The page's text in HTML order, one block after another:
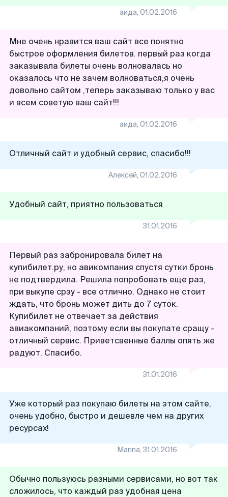
аида, 01.02.2016
Мне очень нравится ваш сайт все понятно
быстрое оформления билетов. первый раз когда
заказывала билеты очень волновалась но
оказалось что не зачем волноваться,я очень
довольно сайтом ,теперь заказываю только у вас
и всем советую ваш сайт!!!
аида, 01.02.2016
Отличный сайт и удобный сервис, спасибо!!!
Алексей, 01.02.2016
Удобный сайт, приятно пользоваться
31.01.2016
Первый раз забронировала билет на
купибилет.ру, но авикомпания спустя сутки бронь
не подтвердила. Решила попробовать еще раз,
при выкупе срзу - все отлично. Однако не стоит
ждать, что бронь может дить до 7 суток.
Купибилет не отвечает за действия
авиакомпаний, поэтому если вы покупате сращу -
отличный сервис. Приветсвенные баллы опять же
радуют. Спасибо.
31.01.2016
Уже который раз покупаю билеты на этом сайте,
очень удобно, быстро и дешевле чем на других
ресурсах!
Marina, 31.01.2016
Обычно пользуюсь разными сервисами, но вот так
сложилось, что каждый раз удобная цена